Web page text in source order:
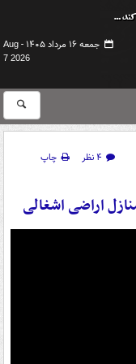
جمعه ۱۶ مرداد ۱۴۰۵ -
Aug
7 2026
۴ نظر
چاپ
اراضی اشغالی